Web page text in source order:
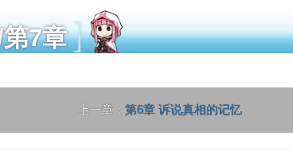
情/第7章
上一章： 第6章 诉说真相的记忆